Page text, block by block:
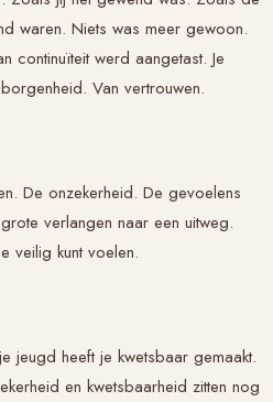
waren. Niets was meer gewoon.
continuïteit werd aangetast. Je
Van vertrouwen.
De onzekerheid. De gevoelens
verlangen naar een uitweg.
veilig kunt voelen.
jeugd heeft je kwetsbaar gemaakt.
en kwetsbaarheid zitten nog